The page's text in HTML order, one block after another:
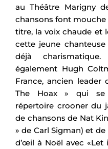
au Théâtre Marigny
chansons font mouche
titre, la voix chaude et
cette jeune
déjà
également Hugh
France, ancien
The Hoax » qui se
répertoire crooner du
de chansons de Nat
» de Carl Sigman) et
d’œil à Noël avec «Let